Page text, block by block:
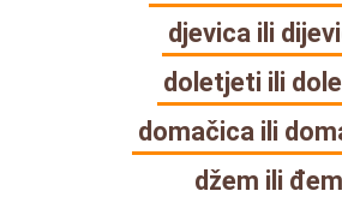
djevica ili
doletjeti ili
domačica ili
džem ili đem